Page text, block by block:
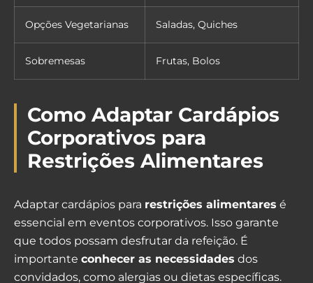
Opções Vegetarianas Saladas, Quiches
Sobremesas Frutas, Bolos
Como Adaptar Cardápios
Corporativos para
Restrições Alimentares
Adaptar cardápios para restrições alimentares é
essencial em eventos corporativos. Isso garante
que todos possam desfrutar da refeição. É
importante conhecer as necessidades dos
convidados, como alergias ou dietas específicas.